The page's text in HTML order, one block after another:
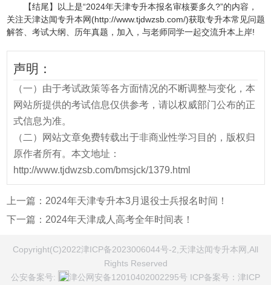
【结尾】以上是“2024年天津专升本报名审核要多久?”的内容，
关注天津达闻专升本网(http://www.tjdwzsb.com/)获取专升本常见问题
解答、考试大纲、历年真题，加入，与老师同学一起交流升本上岸!
声明：
（一）由于考试政策等各方面情况的不断调整与变化，本
网站所提供的考试信息仅供参考，请以权威部门公布的正
式信息为准。
（二）网站文章免费转载出于非商业性学习目的，版权归
原作者所有。本文地址：
http://www.tjdwzsb.com/bmsjck/1379.html
上一篇： 2024年天津专升本3月退役士兵报名时间！
下一篇： 2024年天津成人高考全年时间表！
Copyright(C)2022津ICP备2023006044号-2,天津达闻专升本网,All
Rights Reserved
公安备案号:
津公网安备12010402002295号 ICP备案号： 津ICP